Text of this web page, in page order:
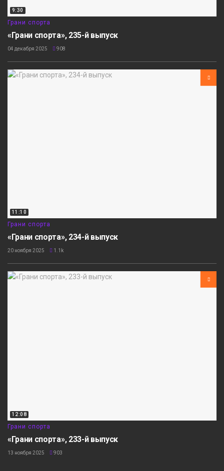
9:30
Грани спорта
«Грани спорта», 235-й выпуск
04 декабря 2025 908
11:10
Грани спорта
«Грани спорта», 234-й выпуск
20 ноября 2025 1.1k
12:08
Грани спорта
«Грани спорта», 233-й выпуск
13 ноября 2025 903